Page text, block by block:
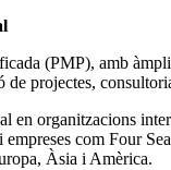
(PMP), amb
de projectes,
en organitzacions
com Four
Àsia i Amèrica.